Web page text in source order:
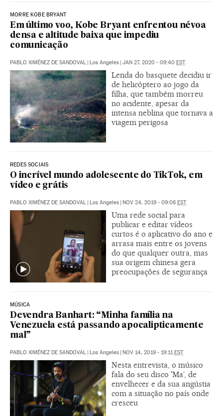
MORRE KOBE BRYANT
Em último voo, Kobe Bryant enfrentou névoa
densa e altitude baixa que impediu
comunicação
PABLO XIMÉNEZ DE SANDOVAL | Los Angeles | JAN 27, 2020 - 09:40 EST
Lenda do basquete decidiu ir
de helicóptero ao jogo da
filha, que também morreu
no acidente, apesar da
intensa neblina que tornava a
viagem perigosa
REDES SOCIAIS
O incrível mundo adolescente do TikTok, em
vídeo e grátis
PABLO XIMÉNEZ DE SANDOVAL | Los Angeles | NOV 24, 2019 - 09:08 EST
Uma rede social para
publicar e editar vídeos
curtos é o aplicativo do ano e
arrasa mais entre os jovens
do que qualquer outra, mas
sua origem chinesa gera
preocupações de segurança
MÚSICA
Devendra Banhart: “Minha família na
Venezuela está passando apocalipticamente
mal”
PABLO XIMÉNEZ DE SANDOVAL | Los Angeles | NOV 14, 2019 - 19:11EST
Nesta entrevista, o músico
fala do seu disco 'Ma’, de
envelhecer e da sua angústia
com a situação no país onde
cresceu